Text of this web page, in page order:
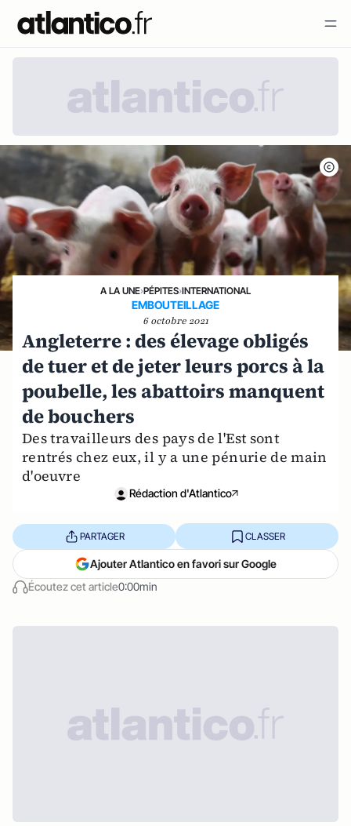
A LA UNE›PÉPITES›INTERNATIONAL
EMBOUTEILLAGE
6 octobre 2021
Angleterre : des élevage obligés
de tuer et de jeter leurs porcs à la
poubelle, les abattoirs manquent
de bouchers
Des travailleurs des pays de l'Est sont
rentrés chez eux, il y a une pénurie de main
d'oeuvre
Rédaction d'Atlantico
Écoutez cet article0:00min
PARTAGER CLASSER
Ajouter Atlantico en favori sur Google